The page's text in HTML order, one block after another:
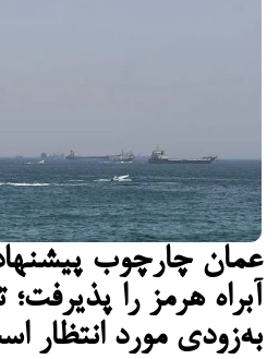
عمان چارچوب
آبراه هرمز را پذیرفت؛
به‌زودی مورد انتظار